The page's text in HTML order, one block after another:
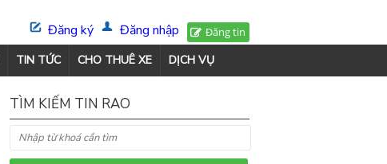
Đăng tin
Đăng nhập
Đăng ký
TIN TỨC CHO THUÊ XE DỊCH VỤ
TÌM KIẾM TIN RAO